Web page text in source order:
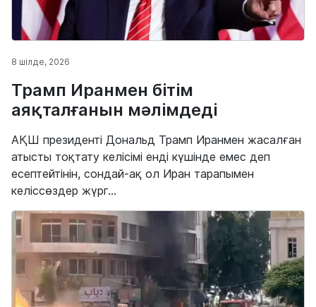
8 шілде, 2026
Трамп Иранмен бітім
аяқталғанын мәлімдеді
АҚШ президенті Дональд Трамп Иранмен жасалған
атысты тоқтату келісімі енді күшінде емес деп
есептейтінін, сондай-ақ ол Иран тарапымен
келіссөздер жүрг...